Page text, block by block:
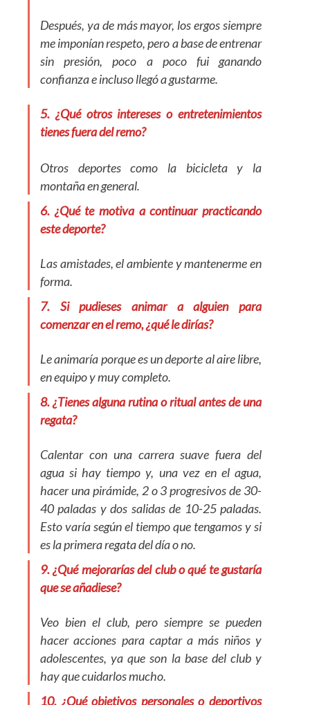
Después, ya de más mayor, los ergos siempre
me imponían respeto, pero a base de entrenar
sin presión, poco a poco fui ganando
confianza e incluso llegó a gustarme.
5. ¿Qué otros intereses o entretenimientos
tienes fuera del remo?
Otros deportes como la bicicleta y la
montaña en general.
6. ¿Qué te motiva a continuar practicando
este deporte?
Las amistades, el ambiente y mantenerme en
forma.
7. Si pudieses animar a alguien para
comenzar en el remo, ¿qué le dirías?
Le animaría porque es un deporte al aire libre,
en equipo y muy completo.
8. ¿Tienes alguna rutina o ritual antes de una
regata?
Calentar con una carrera suave fuera del
agua si hay tiempo y, una vez en el agua,
hacer una pirámide, 2 o 3 progresivos de 30-
40 paladas y dos salidas de 10-25 paladas.
Esto varía según el tiempo que tengamos y si
es la primera regata del día o no.
9. ¿Qué mejorarías del club o qué te gustaría
que se añadiese?
Veo bien el club, pero siempre se pueden
hacer acciones para captar a más niños y
adolescentes, ya que son la base del club y
hay que cuidarlos mucho.
10. ¿Qué objetivos personales o deportivos